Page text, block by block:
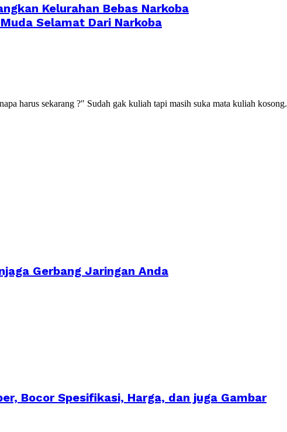
Kelurahan Bebas Narkoba
Selamat Dari Narkoba
harus sekarang ?" Sudah gak kuliah tapi masih suka mata kuliah kosong.
Gerbang Jaringan Anda
Bocor Spesifikasi, Harga, dan juga Gambar